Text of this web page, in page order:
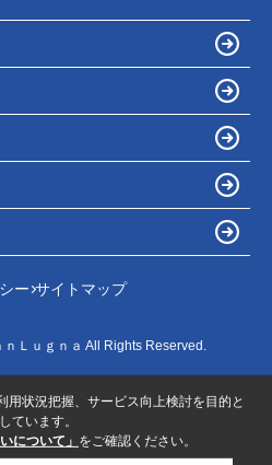
ー サイトマップ
Ｌｕｇｎａ All Rights Reserved.
用状況把握、サービス向上検討を目的と
ています。
について」 をご確認ください。